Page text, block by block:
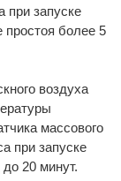
при запуске
простоя более 5
воздуха
массового
при запуске
до 20 минут.